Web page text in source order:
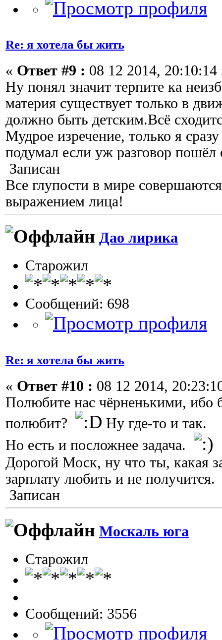
Re: я хотела бы жить
« Ответ #9 : 08 12 2014, 20:10:14
Ну понял значит терпите ка
материя существует только в
должно быть детским.Всё
Мудрое изречение, только я
подумал если уж разговор
Записан
Все глупости в мире
выражением лица!
Дао лирика
Старожил
Сообщений: 698
Re: я хотела бы жить
« Ответ #10 : 08 12 2014,
Полюбите нас чёрненькими, ибо
полюбит?
Ну где-то и так.
Но есть и посложнее задача.
Дорогой Моск, ну что ты, какая
зарплату любить и не получится.
Записан
Москаль юга
Старожил
Сообщений: 3556